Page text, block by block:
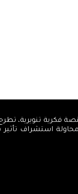
منصة فكرية
استشراف تأثير